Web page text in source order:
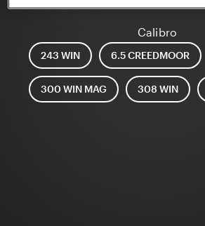
Calibro
243 WIN 6.5 CREEDMOOR
300 WIN MAG 308 WIN